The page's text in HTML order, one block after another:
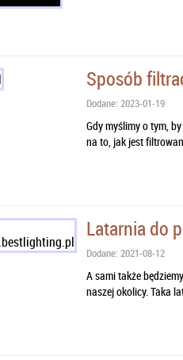
Sposób
Dodane: 2023-01-19
Gdy myślimy o tym,
na to, jak jest
Latarnia do
Dodane: 2021-08-12
A sami także
naszej okolicy. Taka